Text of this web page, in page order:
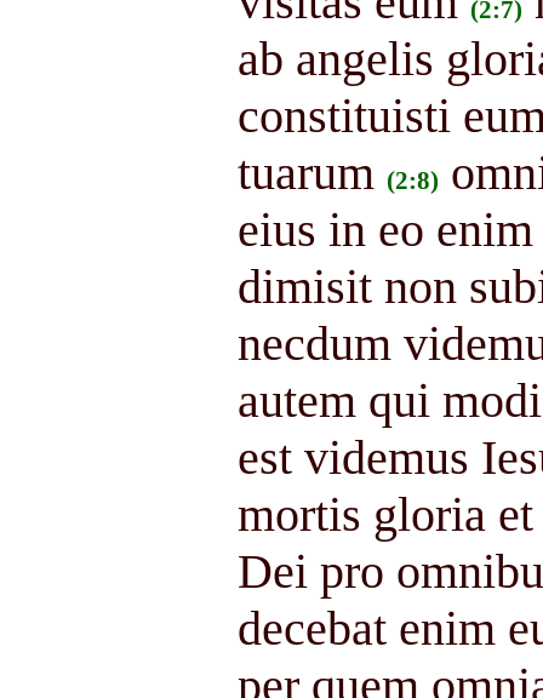
(2:7)
ab angelis
constituisti
tuarum (2:8)
eius in eo
dimisit non
necdum
autem qui
est videmus
mortis gloria
Dei pro
decebat enim
per quem